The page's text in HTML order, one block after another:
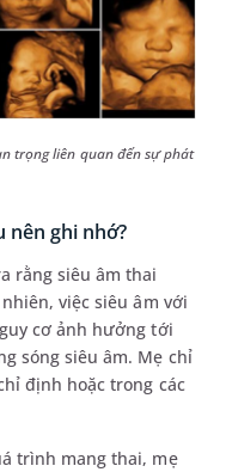
trọng liên quan đến sự phát
nên ghi nhớ?
rằng siêu âm thai
việc siêu âm với
cơ ảnh hưởng tới
sóng siêu âm. Mẹ chỉ
định hoặc trong các
trình mang thai, mẹ